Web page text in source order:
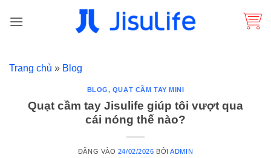
qua
Trang chủ » Blog
BLOG, QUẠT CẦM TAY MINI
Quạt cầm tay Jisulife giúp tôi vượt qua
cái nóng thế nào?
ĐĂNG VÀO 24/02/2026 BỞIADMIN